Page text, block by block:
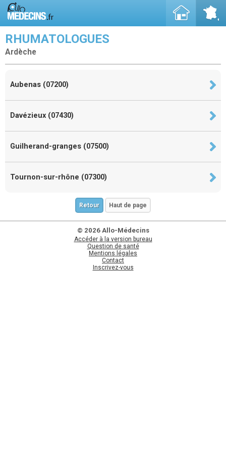
RHUMATOLOGUES
Ardèche
Aubenas (07200)
Davézieux (07430)
Guilherand-granges (07500)
Tournon-sur-rhône (07300)
Retour Haut de page
© 2026 Allo-Médecins
Accéder à la version bureau
Question de santé
Mentions légales
Contact
Inscrivez-vous